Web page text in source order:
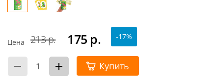
Цена 213 р. 175 р. -17%
Купить